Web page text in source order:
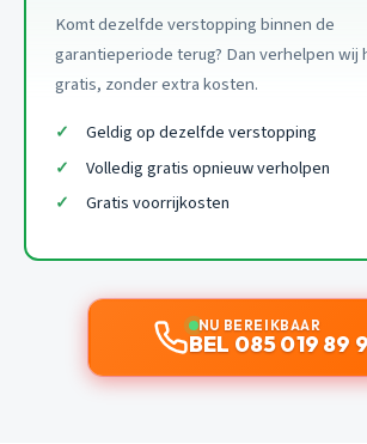
Komt dezelfde verstopping binnen de
garantieperiode terug? Dan verhelpen wij
gratis, zonder extra kosten.
Geldig op dezelfde verstopping
Volledig gratis opnieuw verholpen
Gratis voorrijkosten
NU BEREIKBAAR
BEL 085 019 89